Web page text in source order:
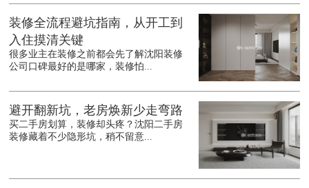
装修全流程避坑指南，从开工到
入住摸清关键
很多业主在装修之前都会先了解沈阳装修
公司口碑最好的是哪家，装修怕...
避开翻新坑，老房焕新少走弯路
买二手房划算，装修却头疼？沈阳二手房
装修藏着不少隐形坑，稍不留意...